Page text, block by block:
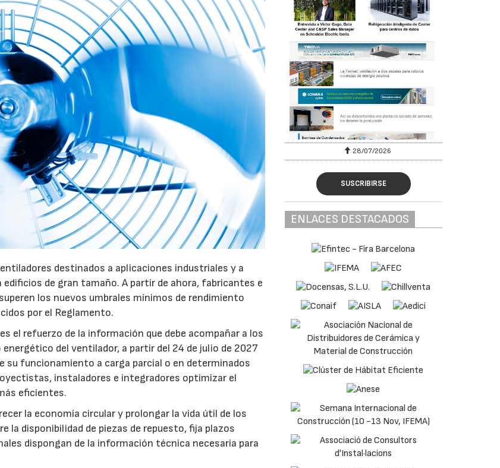
destinados a aplicaciones industriales y a
de gran tamaño. A partir de ahora, fabricantes e
los nuevos umbrales mínimos de rendimiento
por el Reglamento.
el refuerzo de la información que debe acompañar a los
del ventilador, a partir del 24 de julio de 2027
funcionamiento a carga parcial o en determinados
instaladores e integradores optimizar el
eficientes.
la economía circular y prolongar la vida útil de los
la disponibilidad de piezas de repuesto, fija plazos
dispongan de la información técnica necesaria para
28/07/2026 30/07/2026 28/07/2026
SUSCRIBIRSE
ENLACES DESTACADOS